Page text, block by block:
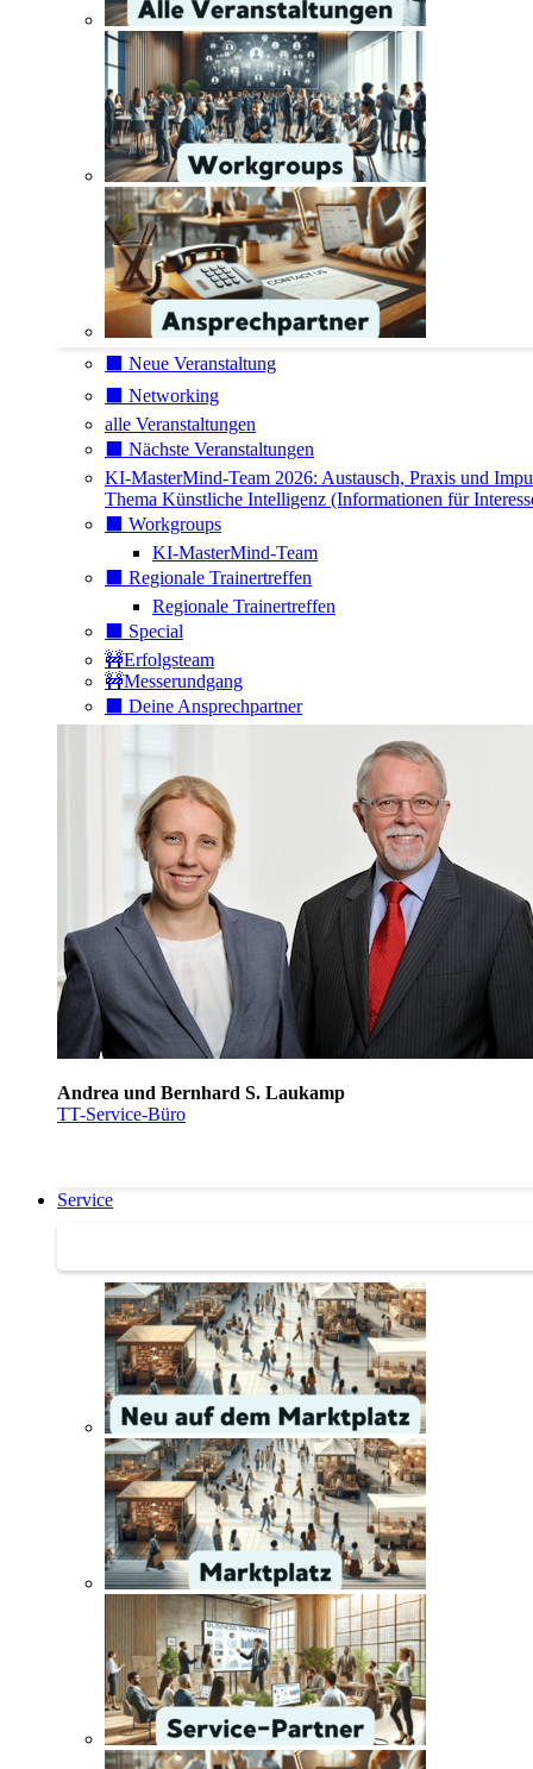
⬛️ Neue Veranstaltung
⬛️ Networking
alle Veranstaltungen
⬛️ Nächste Veranstaltungen
KI-MasterMind-Team 2026: Austausch, Praxis und
Thema Künstliche Intelligenz (Informationen für
⬛️ Workgroups
KI-MasterMind-Team
⬛️ Regionale Trainertreffen
Regionale Trainertreffen
⬛️ Special
🚧Erfolgsteam
🚧Messerundgang
⬛️ Deine Ansprechpartner
Andrea und Bernhard S. Laukamp
TT-Service-Büro
Service